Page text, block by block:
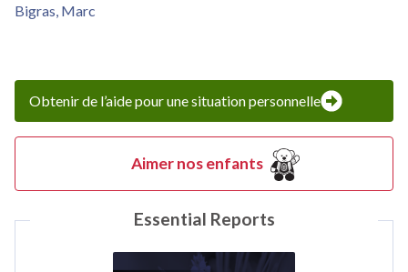
Bigras, Marc
Obtenir de l’aide pour une situation personnelle
Aimer nos enfants
Essential Reports